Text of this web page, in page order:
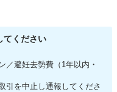
てください
／避妊去勢費（1年以内・
引を中止し通報してくださ